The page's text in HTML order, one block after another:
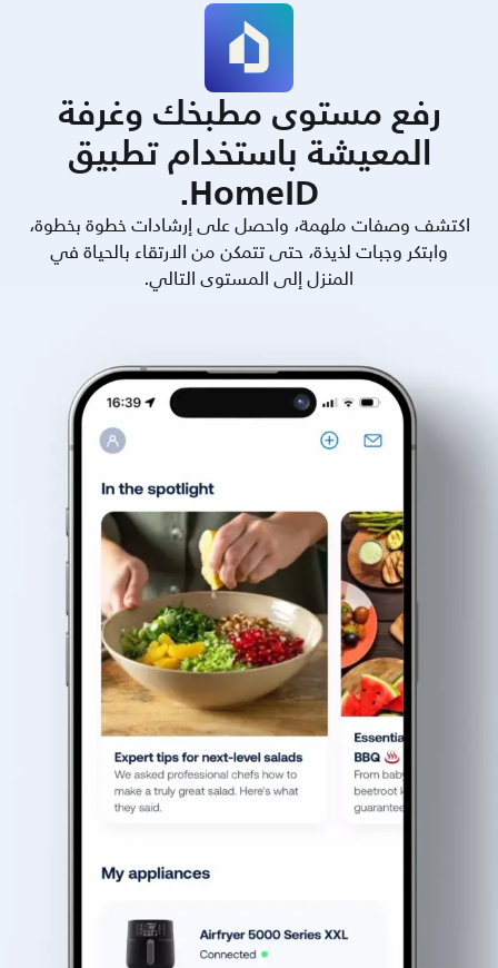
رفع مستوى مطبخك وغرفة
المعيشة باستخدام تطبيق
HomeID.
اكتشف وصفات ملهمة، واحصل على إرشادات خطوة بخطوة،
وابتكر وجبات لذيذة، حتى تتمكن من الارتقاء بالحياة في
المنزل إلى المستوى التالي.